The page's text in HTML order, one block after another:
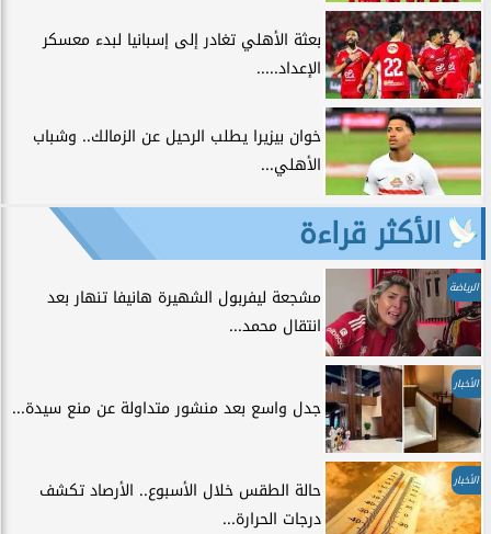
بعثة الأهلي تغادر إلى إسبانيا لبدء معسكر
الإعداد.....
خوان بيزيرا يطلب الرحيل عن الزمالك.. وشباب
الأهلي...
الأكثر قراءة
الرياضة
مشجعة ليفربول الشهيرة هانيفا تنهار بعد
انتقال محمد...
الأخبار
جدل واسع بعد منشور متداولة عن منع سيدة...
الأخبار
حالة الطقس خلال الأسبوع.. الأرصاد تكشف
درجات الحرارة...